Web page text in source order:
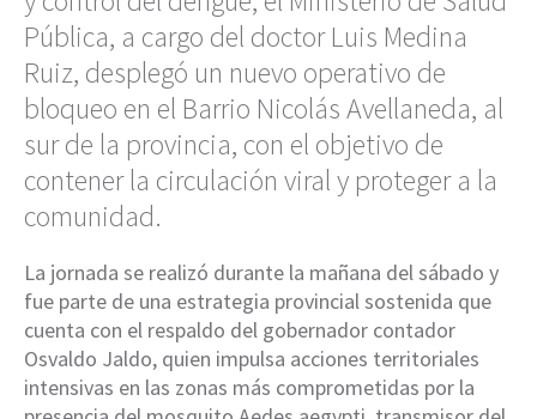
Pública, a cargo del doctor Luis Medina
Ruiz, desplegó un nuevo operativo de
bloqueo en el Barrio Nicolás Avellaneda, al
sur de la provincia, con el objetivo de
contener la circulación viral y proteger a la
comunidad.
La jornada se realizó durante la mañana del sábado y
fue parte de una estrategia provincial sostenida que
cuenta con el respaldo del gobernador contador
Osvaldo Jaldo, quien impulsa acciones territoriales
intensivas en las zonas más comprometidas por la